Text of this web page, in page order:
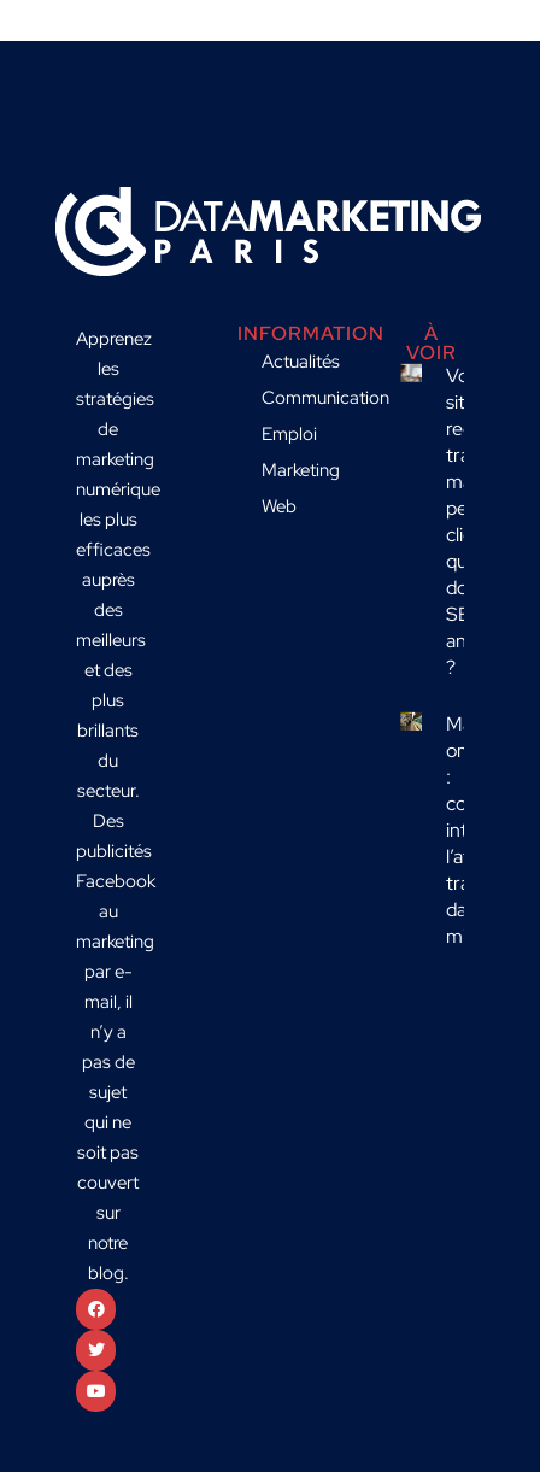
Apprenez
les
stratégies
de
marketing
numérique
les plus
efficaces
auprès
des
meilleurs
et des
plus
brillants
du
secteur.
Des
publicités
Facebook
au
marketing
par e-
mail, il
n’y a
pas de
sujet
qui ne
soit pas
couvert
sur
notre
blog.
INFORMATION
Actualités
Communication
Emploi
Marketing
Web
À
VOIR
Votre
site
reçoit du
trafic
mais
peu de
clients :
quelles
données
SEO
analyser
?
Marketing
omnicanal
:
comment
intégrer
l’affichage
transport
dans votre
mix média